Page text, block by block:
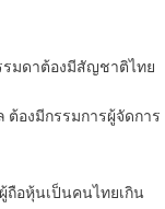
ดาต้องมีสัญชาติไทย
งมีกรรมการผู้จัดการ
อหุ้นเป็นคนไทยเกิน